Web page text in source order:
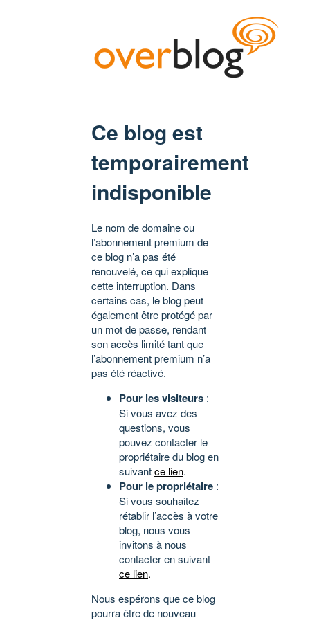
Ce blog est
temporairement
indisponible
Le nom de domaine ou
l’abonnement premium de
ce blog n’a pas été
renouvelé, ce qui explique
cette interruption. Dans
certains cas, le blog peut
également être protégé par
un mot de passe, rendant
son accès limité tant que
l’abonnement premium n’a
pas été réactivé.
Pour les visiteurs :
Si vous avez des
questions, vous
pouvez contacter le
propriétaire du blog en
suivantce lien.
Pour le propriétaire :
Si vous souhaitez
rétablir l’accès à votre
blog, nous vous
invitons à nous
contacter en suivant
ce lien.
Nous espérons que ce blog
pourra être de nouveau